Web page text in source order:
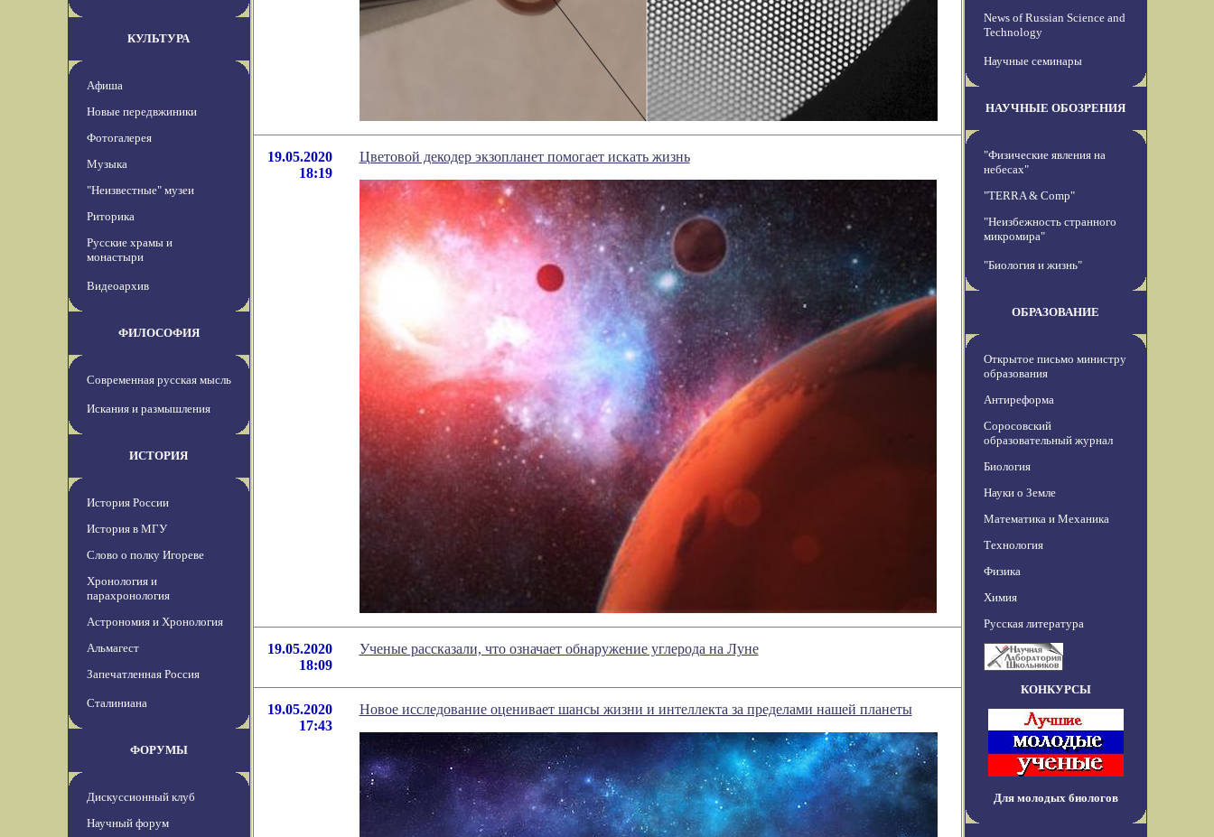
КУЛЬТУРА
Афиша
Новые передвжиники
Фотогалерея
Музыка
"Неизвестные" музеи
Риторика
Русские храмы и
монастыри
Видеоархив
ФИЛОСОФИЯ
Современная русская мысль
Искания и размышления
ИСТОРИЯ
История России
История в МГУ
Слово о полку Игореве
Хронология и
парахронология
Астрономия и Хронология
Альмагест
Запечатленная Россия
Сталиниана
ФОРУМЫ
Дискуссионный клуб
Научный форум
19.05.2020
18:19
Цветовой декодер экзопланет помогает искать жизнь
19.05.2020
18:09
Ученые рассказали, что означает обнаружение углерода на Луне
19.05.2020
17:43
Новое исследование оценивает шансы жизни и интеллекта за пределами нашей планеты
News of Russian Science and
Technology
Научные семинары
НАУЧНЫЕ ОБОЗРЕНИЯ
"Физические явления на
небесах"
"TERRA & Comp"
"Неизбежность странного
микромира"
"Биология и жизнь"
ОБРАЗОВАНИЕ
Открытое письмо министру
образования
Антиреформа
Соросовский
образовательный журнал
Биология
Науки о Земле
Математика и Механика
Технология
Физика
Химия
Русская литература
КОНКУРСЫ
Для молодых биологов